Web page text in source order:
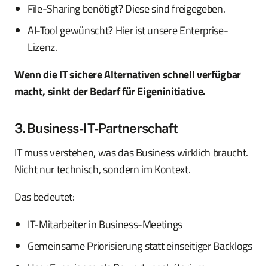
File-Sharing benötigt? Diese sind freigegeben.
AI-Tool gewünscht? Hier ist unsere Enterprise-
Lizenz.
Wenn die IT sichere Alternativen schnell verfügbar
macht, sinkt der Bedarf für Eigeninitiative.
3. Business-IT-Partnerschaft
IT muss verstehen, was das Business wirklich braucht.
Nicht nur technisch, sondern im Kontext.
Das bedeutet:
IT-Mitarbeiter in Business-Meetings
Gemeinsame Priorisierung statt einseitiger Backlogs